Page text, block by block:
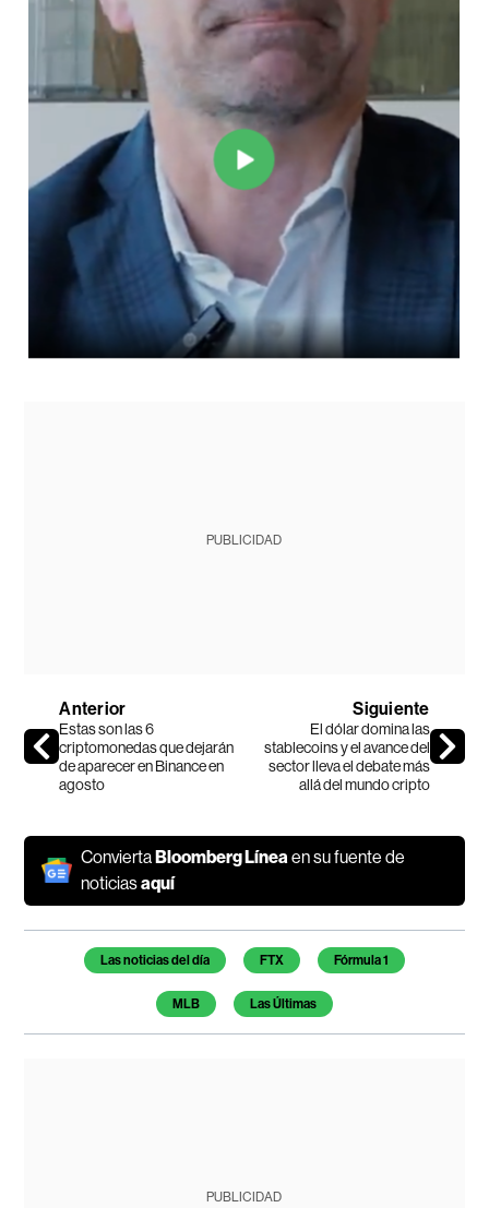
PUBLICIDAD
Anterior
Estas son las 6
criptomonedas que dejarán
de aparecer en Binance en
agosto
Siguiente
El dólar domina las
stablecoins y el avance del
sector lleva el debate más
allá del mundo cripto
ConviertaBloomberg Línea en su fuente de
noticiasaquí
Temas de este artículo
Las noticias del día FTX Fórmula 1
MLB Las Últimas
PUBLICIDAD